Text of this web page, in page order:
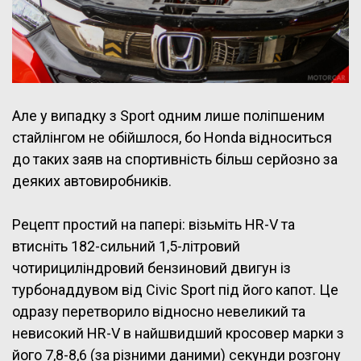
Але у випадку з Sport одним лише поліпшеним
стайлінгом не обійшлося, бо Honda відноситься
до таких заяв на спортивність більш серйозно за
деяких автовиробників.
Рецепт простий на папері: візьміть HR-V та
втисніть 182-сильний 1,5-літровий
чотирициліндровий бензиновий двигун із
турбонаддувом від Civic Sport під його капот. Це
одразу перетворило відносно невеликий та
невисокий HR-V в найшвидший кросовер марки з
його 7,8-8,6 (за різними даними) секунди розгону